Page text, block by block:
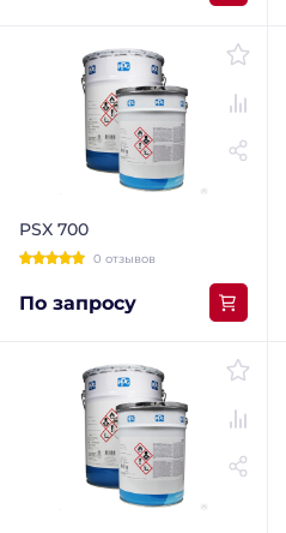
PSX 700
0 отзывов
По запросу